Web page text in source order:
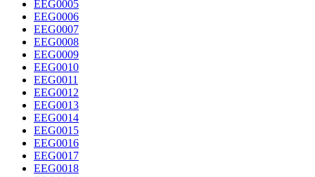
EEG0005
EEG0006
EEG0007
EEG0008
EEG0009
EEG0010
EEG0011
EEG0012
EEG0013
EEG0014
EEG0015
EEG0016
EEG0017
EEG0018